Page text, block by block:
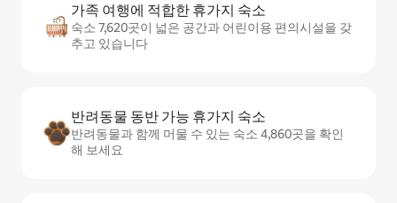
가족 여행에 적합한 휴가지 숙소
숙소 7,620곳이 넓은 공간과 어린이용 편의시설을 갖
추고 있습니다
반려동물 동반 가능 휴가지 숙소
반려동물과 함께 머물 수 있는 숙소 4,860곳을 확인
해 보세요